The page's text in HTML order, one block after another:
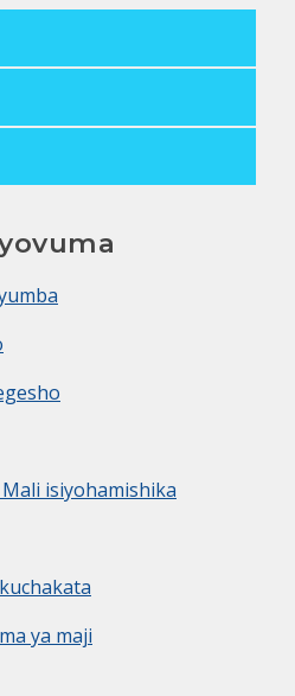
isiyohamishika
ya maji